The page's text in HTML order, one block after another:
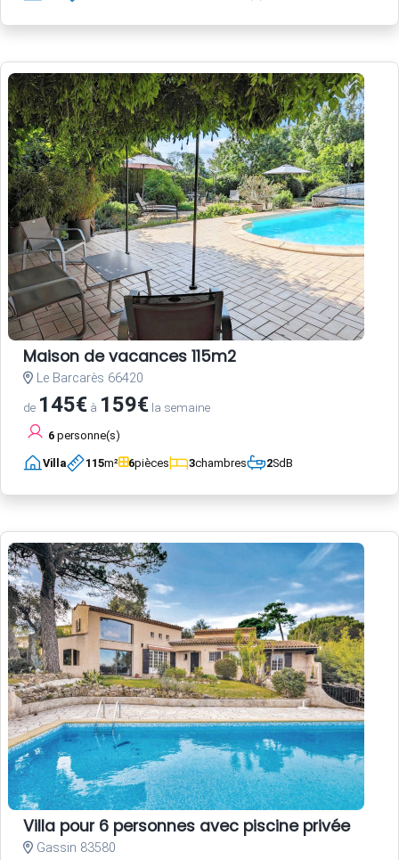
Maison de vacances 115m2
Le Barcarès 66420
de 145€ à 159€ la semaine
6 personne(s)
Villa 115m² 6pièces 3chambres 2SdB
Villa pour 6 personnes avec piscine privée
Gassin 83580